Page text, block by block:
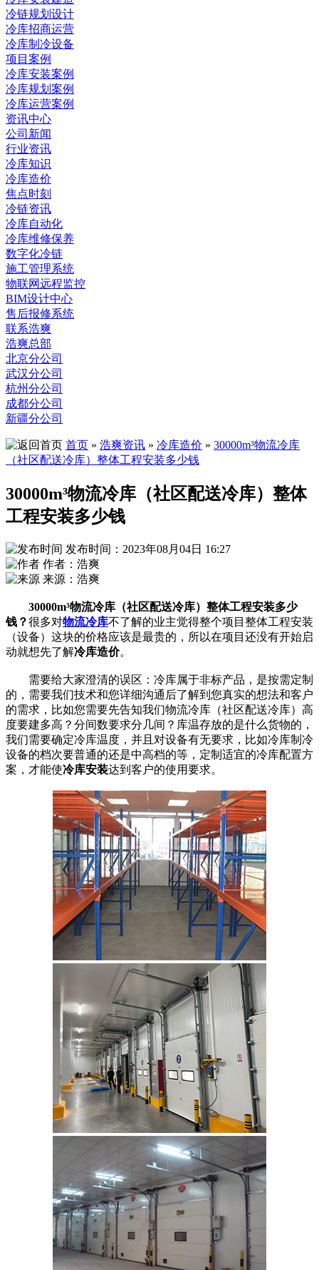
冷链规划设计
冷库招商运营
冷库制冷设备
项目案例
冷库安装案例
冷库规划案例
冷库运营案例
资讯中心
公司新闻
行业资讯
冷库知识
冷库造价
焦点时刻
冷链资讯
冷库自动化
冷库维修保养
数字化冷链
施工管理系统
物联网远程监控
BIM设计中心
售后报修系统
联系浩爽
浩爽总部
北京分公司
武汉分公司
杭州分公司
成都分公司
新疆分公司
首页 » 浩爽资讯 » 冷库造价 » 30000m³物流冷库
（社区配送冷库）整体工程安装多少钱
30000m³物流冷库（社区配送冷库）整体
工程安装多少钱
发布时间：2023年08月04日 16:27
作者：浩爽
来源：浩爽
30000m³物流冷库（社区配送冷库）整体工程安装多少
钱？很多对物流冷库不了解的业主觉得整个项目整体工程安装
（设备）这块的价格应该是最贵的，所以在项目还没有开始启
动就想先了解冷库造价。
需要给大家澄清的误区：冷库属于非标产品，是按需定制
的，需要我们技术和您详细沟通后了解到您真实的想法和客户
的需求，比如您需要先告知我们物流冷库（社区配送冷库）高
度要建多高？分间数要求分几间？库温存放的是什么货物的，
我们需要确定冷库温度，并且对设备有无要求，比如冷库制冷
设备的档次要普通的还是中高档的等，定制适宜的冷库配置方
案，才能使冷库安装达到客户的使用要求。